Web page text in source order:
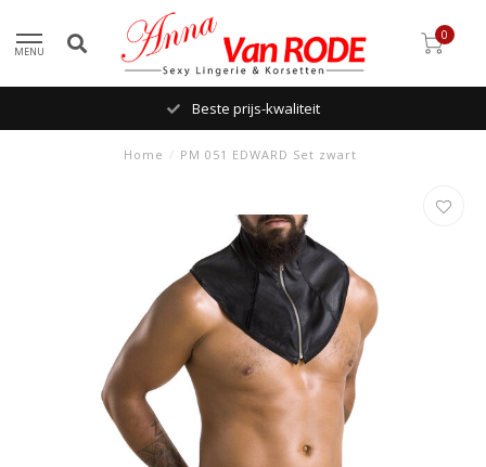
MENU
0
Beste prijs-kwaliteit
Home / PM 051 EDWARD Set zwart